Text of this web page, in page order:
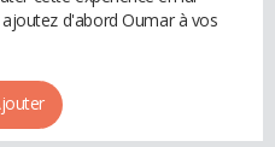
d'abord Oumar à vos